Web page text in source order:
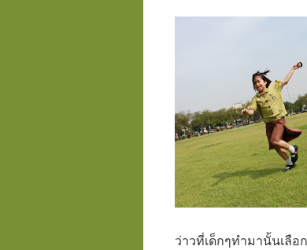
ว่าวที่เด็กๆทำมานั้นเลื